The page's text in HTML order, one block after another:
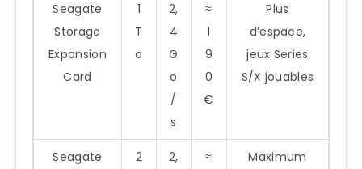
Seagate
Storage
Expansion
Card
1
T
o
2,
4
G
o
/
s
≈
1
9
0
€
Plus
d’espace,
jeux Series
S/X jouables
Seagate
2
2,
≈
Maximum